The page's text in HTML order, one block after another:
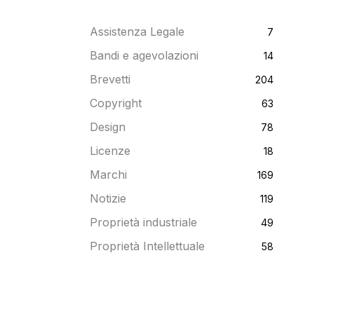
Assistenza Legale 7
Bandi e agevolazioni 14
Brevetti 204
Copyright 63
Design 78
Licenze 18
Marchi 169
Notizie 119
Proprietà industriale 49
Proprietà Intellettuale 58